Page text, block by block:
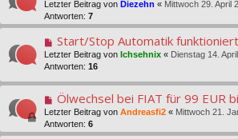
Letzter Beitrag von Diezehn « Mittwoch 29. April
Antworten: 7
Start/Stop Automatik
Letzter Beitrag von Ichsehnix « Dienstag 14.
Antworten: 16
Ölwechsel bei FIAT für 99 EUR
Letzter Beitrag von Andreasfi2 « Mittwoch 21.
Antworten: 6